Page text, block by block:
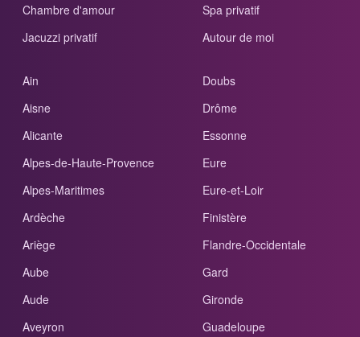
Chambre d'amour
Jacuzzi privatif
Spa privatif
Autour de moi
Ain
Aisne
Alicante
Alpes-de-Haute-Provence
Alpes-Maritimes
Ardèche
Ariège
Aube
Aude
Aveyron
Doubs
Drôme
Essonne
Eure
Eure-et-Loir
Finistère
Flandre-Occidentale
Gard
Gironde
Guadeloupe